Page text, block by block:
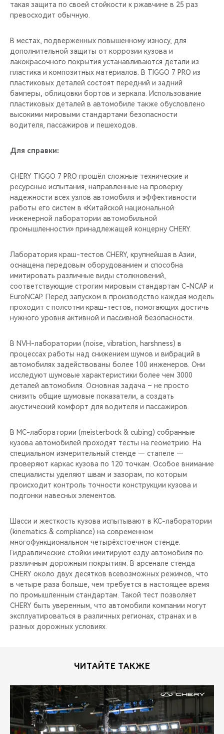
такая защита по своей стойкости к ржавчине в 25 раз
превосходит обычную.
В местах, подверженных повышенному износу, для
дополнительной защиты от коррозии кузова и
лакокрасочного покрытия устанавливаются детали из
пластика и композитных материалов. В TIGGO 7 PRO из
пластиковых деталей состоят передний и задний
бамперы, облицовки бортов и зеркала. Использование
пластиковых деталей в автомобиле также обусловлено
высокими мировыми стандартами безопасности
водителя, пассажиров и пешеходов.
Для справки:
CHERY TIGGO 7 PRO прошёл сложные технические и
ресурсные испытания, направленные на проверку
надежности всех узлов автомобиля и эффективности
работы его систем в «Китайской национальной
инженерной лаборатории автомобильной
промышленности» принадлежащей концерну CHERY.
Лаборатория краш-тестов CHERY, крупнейшая в Азии,
оснащена передовым оборудованием и способна
имитировать различные виды столкновений,
соответствующие строгим мировым стандартам C-NCAP и
EuroNCAP. Перед запуском в производство каждая модель
проходит с полсотни краш-тестов, помогающих достичь
нужного уровня активной и пассивной безопасности.
В NVH-лаборатории (noise, vibration, harshness) в
процессах работы над снижением шумов и вибраций в
автомобилях задействованы более 100 инженеров. Они
исследуют шумовые характеристики более чем 3000
деталей автомобиля. Основная задача – не просто
снизить общие шумовые показатели, а создать
акустический комфорт для водителя и пассажиров.
В MС-лаборатории (meisterbock & cubing) собранные
кузова автомобилей проходят тесты на геометрию. На
специальном измерительный стенде — стапеле —
проверяют каркас кузова по 120 точкам. Особое внимание
специалисты уделяют швам и зазорам, по которым
происходит контроль точности конструкции кузова и
подгонки навесных элементов.
Шасси и жесткость кузова испытывают в KC-лаборатории
(kinematics & compliance) на современном
многофункциональном четырёхстоечном стенде.
Гидравлические стойки имитируют езду автомобиля по
различным дорожным покрытиям. В арсенале стенда
CHERY около двух десятков всевозможных режимов, что
в четыре раза больше, чем требуется в настоящее время
по промышленным стандартам. Такой тест позволяет
CHERY быть уверенным, что автомобили компании могут
эксплуатироваться в различных регионах, странах и в
разных дорожных условиях.
ЧИТАЙТЕ ТАКЖЕ